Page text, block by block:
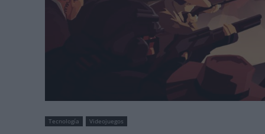
Tecnología Videojuegos